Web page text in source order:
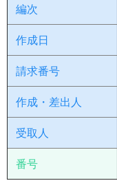
編次
作成日
請求番号
作成・差出人
受取人
番号